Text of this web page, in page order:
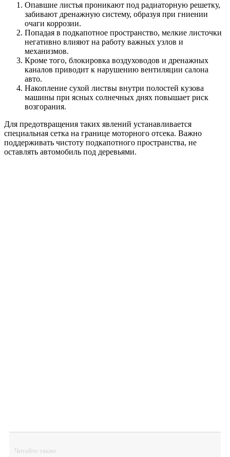
Опавшие листья проникают под радиаторную решетку,
забивают дренажную систему, образуя при гниении
очаги коррозии.
Попадая в подкапотное пространство, мелкие листочки
негативно влияют на работу важных узлов и
механизмов.
Кроме того, блокировка воздуховодов и дренажных
каналов приводит к нарушению вентиляции салона
авто.
Накопление сухой листвы внутри полостей кузова
машины при ясных солнечных днях повышает риск
возгорания.
Для предотвращения таких явлений устанавливается
специальная сетка на границе моторного отсека. Важно
поддерживать чистоту подкапотного пространства, не
оставлять автомобиль под деревьями.
Читайте также